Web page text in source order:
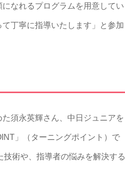
なれるプログラムを用意してい
丁寧に指導いたします」と参加
須永英輝さん、中日ジュニアを
」（ターニングポイント）で
術や、指導者の悩みを解決する